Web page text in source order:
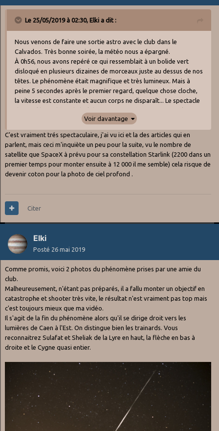
Le 25/05/2019 à 02:30, Elki a dit :
Nous venons de faire une sortie astro avec le club dans le
Calvados. Très bonne soirée, la météo nous a épargné.
À 0h56, nous avons repéré ce qui ressemblait à un bolide vert
disloqué en plusieurs dizaines de morceaux juste au dessus de nos
têtes. Le phénomène était magnifique et très lumineux. Mais à
peine 5 secondes après le premier regard, quelque chose cloche,
la vitesse est constante et aucun corps ne disparaît... Le spectacle
dure et l'hypothèse du bolide s'estompe très vite. Ce survol en
formation serrée mais très allongée (peut-être 2 fois la taille de la
Lyre) avec une dizaine modules à la traine nous intrigue. Certains
courent pour tenter une photo mais entre la qualité des
smartphones et les objectifs photo embués, il n'y a rien de bon à
espérer. Nous continuons alors à contempler ce spectacle
étonnant.
Une fois le phénomène passé, une petite recherche nous révèle ce
par SpaceX.
passage que nous n'avons malheureusement pas eu la chance de
voir.
conclusion pour cette soirée fort sympathique.
En attendant les photos de mes compagnons du club, je vous
mets une petit vidéo plutôt médiocre que j'ai prise au smartphone
:https://www.youtube.com/watch?v=NKGrAP_AID4
Voir davantage
C'est vraiment trés spectaculaire, j'ai vu ici et la des articles qui en
parlent, mais ceci m'inquiète un peu pour la suite, vu le nombre de
satellite que SpaceX à prévu pour sa constellation Starlink (2200 dans un
premier temps pour monter ensuite à 12 000 il me semble) cela risque de
devenir coton pour la photo de ciel profond .
Citer
Elki
Posté 26 mai 2019
Comme promis, voici 2 photos du phénomène prises par une amie du
club.
Malheureusement, n'étant pas préparés, il a fallu monter un objectif en
catastrophe et shooter très vite, le résultat n'est vraiment pas top mais
c'est toujours mieux que ma vidéo.
Il s'agit de la fin du phénomène alors qu'il se dirige droit vers les
lumières de Caen à l'Est. On distingue bien les trainards. Vous
reconnaitrez Sulafat et Sheliak de la Lyre en haut, la flèche en bas à
droite et le Cygne quasi entier.